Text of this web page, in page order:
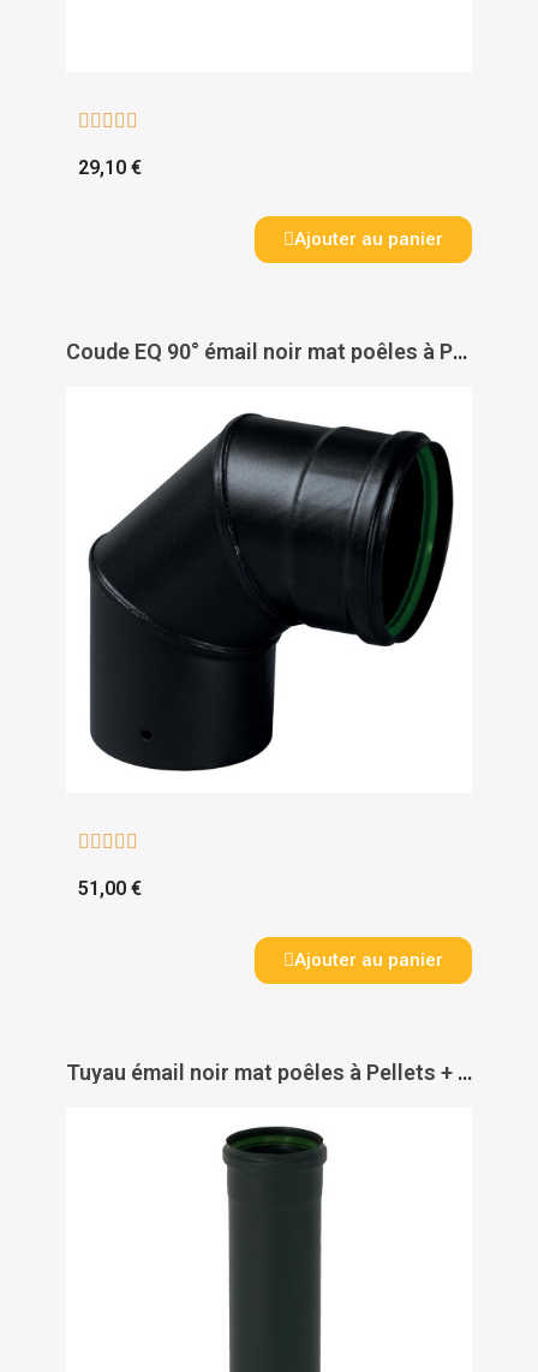
    
29,10 €
Ajouter au panier
Coude EQ 90° émail noir mat poêles à Pellets + joint viton - TEN
    
51,00 €
Ajouter au panier
Tuyau émail noir mat poêles à Pellets + joint viton - TEN